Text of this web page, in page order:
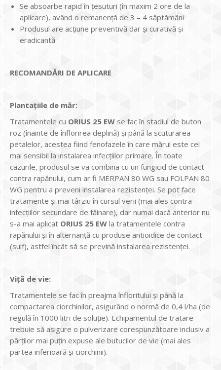
Se absoarbe rapid în țesuturi (în maxim 2 ore de la
aplicare), având o remanență de 3 – 4 săptămâni
Produsul are acțiune preventivă dar și curativă și
eradicantă
RECOMANDĂRI DE APLICARE
Plantațiile de măr:
Tratamentele cu ORIUS 25 EW se fac în stadiul de buton
roz (înainte de înflorirea deplină) și până la scuturarea
petalelor, acestea fiind fenofazele în care mărul este cel
mai sensibil la instalarea infecțiilor primare. În toate
cazurile, produsul se va combina cu un fungicid de contact
contra rapănului, cum ar fi MERPAN 80 WG sau FOLPAN 80
WG pentru a preveni instalarea rezistenței. Se pot face
tratamente și mai târziu în cursul verii (mai ales contra
infecțiilor secundare de făinare), dar numai dacă anterior nu
s-a mai aplicat ORIUS 25 EW la tratamentele contra
rapănului și în alternanță cu produse antioidice de contact
(sulf), astfel încât să se prevină instalarea rezistenței.
Viță de vie:
Tratamentele se fac în preajma înfloritului și până la
compactarea ciorchinilor, asigurând o normă de 0,4 l/ha (de
regulă în 1000 litri de soluție). Echipamentul de tratare
trebuie să asigure o pulverizare corespunzătoare inclusiv a
părților mai puțin expuse ale butucilor de vie (mai ales
partea inferioară și ciorchinii).